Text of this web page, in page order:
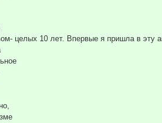
целых 10 лет. Впервые я пришла в эту